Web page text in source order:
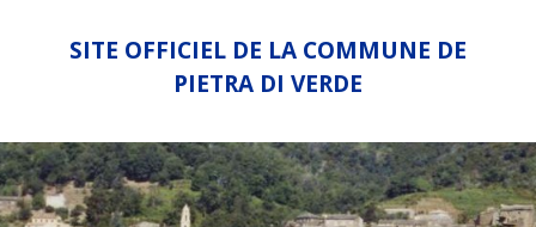
SITE OFFICIEL DE LA COMMUNE DE
PIETRA DI VERDE